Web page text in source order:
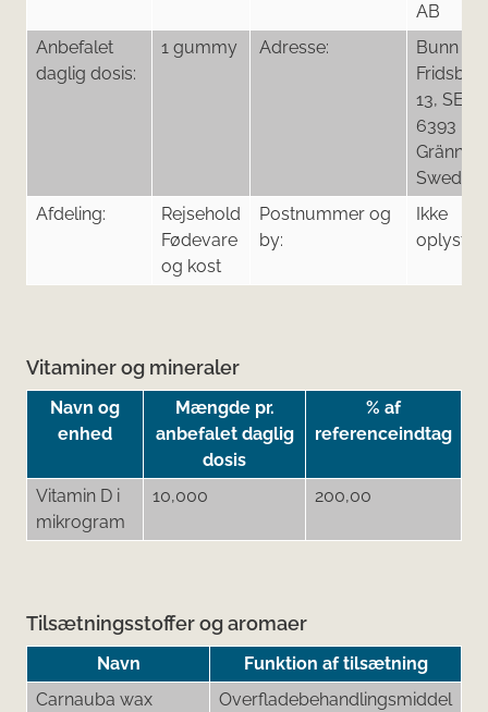
AB
Anbefalet
daglig dosis:
1 gummy Adresse:
Bunn
13, SE -
6393
Gränna,
Sweden
Afdeling:
Rejsehold
Fødevare
og kost
Postnummer og
by:
Ikke
oplyst
Vitaminer og mineraler
Navn og
enhed
Mængde pr.
anbefalet daglig
dosis
% af
referenceindtag
Vitamin D i
mikrogram
10,000 200,00
Tilsætningsstoffer og aromaer
Navn
Funktion af tilsætning
Carnauba wax
Overfladebehandlingsmiddel